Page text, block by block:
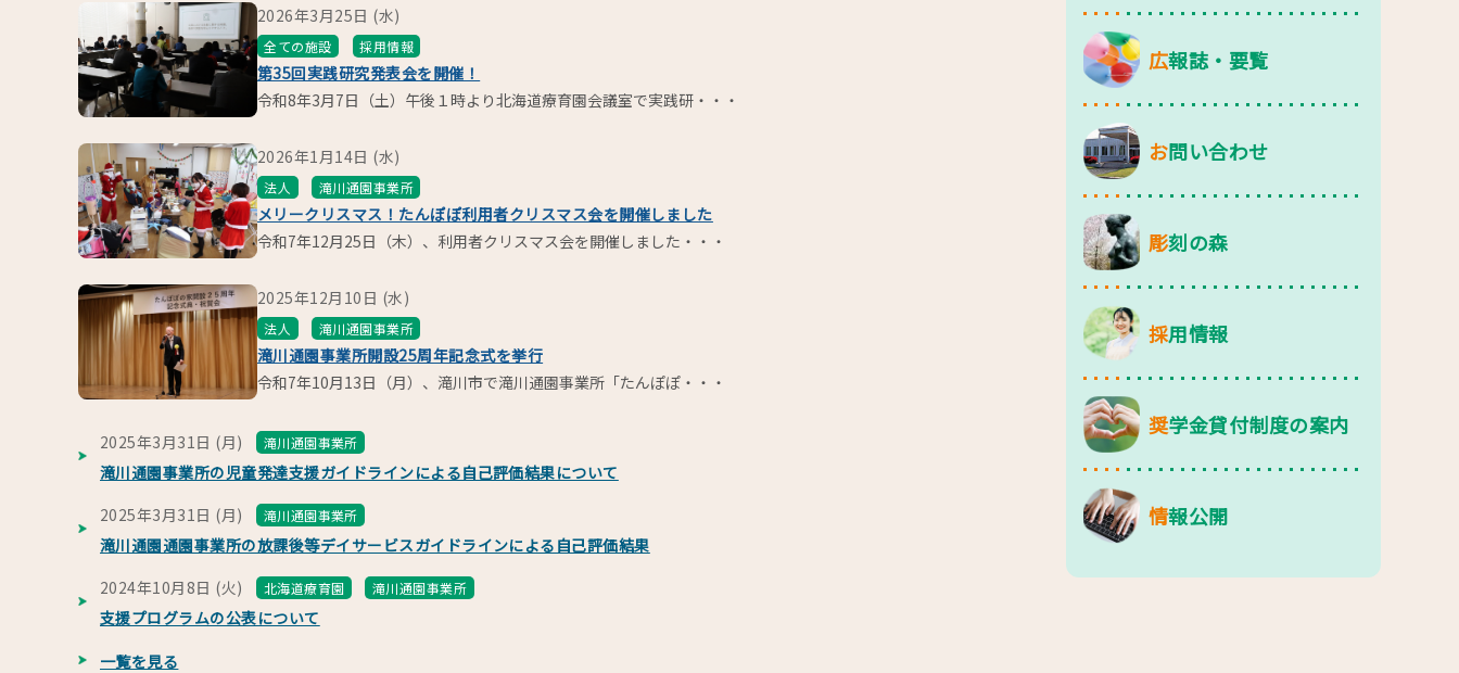
2026年3月25日 (水)
全ての施設 採用情報
第35回実践研究発表会を開催！
令和8年3月7日（土）午後１時より北海道療育園会議室で実践研・・・
2026年1月14日 (水)
法人 滝川通園事業所
メリークリスマス！たんぽぽ利用者クリスマス会を開催しました
令和7年12月25日（木）、利用者クリスマス会を開催しました・・・
2025年12月10日 (水)
法人 滝川通園事業所
滝川通園事業所開設25周年記念式を挙行
令和7年10月13日（月）、滝川市で滝川通園事業所「たんぽぽ・・・
2025年3月31日 (月) 滝川通園事業所
滝川通園事業所の児童発達支援ガイドラインによる自己評価結果について
2025年3月31日 (月)
滝川通園事業所
滝川通園通園事業所の放課後等デイサービスガイドラインによる自己評価結果
2024年10月8日 (火)
北海道療育園 滝川通園事業所
支援プログラムの公表について
一覧を見る
広報誌・要覧
お問い合わせ
彫刻の森
採用情報
奨学金貸付制度の案内
情報公開